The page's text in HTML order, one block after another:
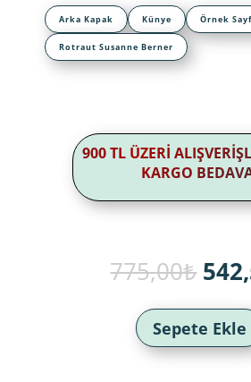
Arka Kapak Künye Örnek
Rotraut Susanne Berner
900 TL ÜZERİ
KARGO
775,00₺
Sepete Ekle